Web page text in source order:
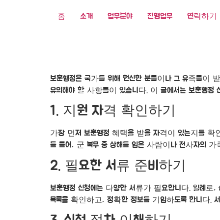
홈 소개 업무분야 진행업무 연락하기
보훈행정은 국가를 위해 헌신한 분들이나 그 유족들
유의해야 할 사항들이 있습니다. 이 글에서는 보훈행
1. 지원 자격 확인하기
가장 먼저 보훈행정 혜택을 받을 자격이 있는지를 확
를 들어, 군 복무 중 상해를 입은 사람이나 전사자의
2. 필요한 서류 준비하기
보훈행정 신청에는 다양한 서류가 필요합니다. 일례
목록을 확인하고, 정확한 정보를 기입하도록 합니다.